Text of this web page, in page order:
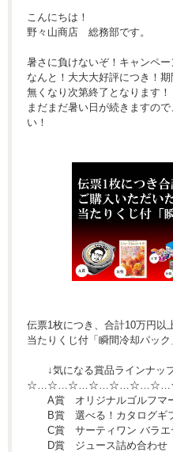
こんにちは！
野々山商店 総務部です。
暑さに負けないぞ！キャンペー
なんと！大大大好評につき！
無くなり次第終了となります！
まだまだ暑い日が続きますの
い！
伝票1枚につき、合計10万円以
当たりくじ付「瞬間冷却パック
↓気になる賞品ラインナッ
A賞 オリジナルゴルフマ
B賞 選べる！カタログギ
C賞 サーティワン バラエ
D賞 ジュース詰め合わせ